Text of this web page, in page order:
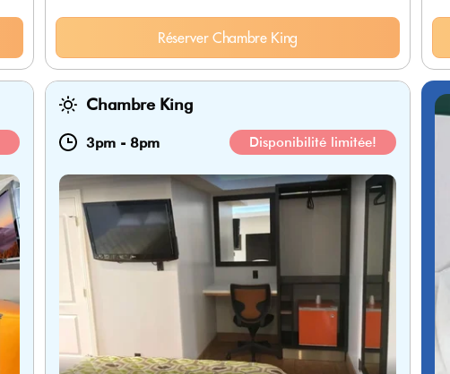
Réserver Chambre King
Chambre King
3pm - 8pm Disponibilité limitée!